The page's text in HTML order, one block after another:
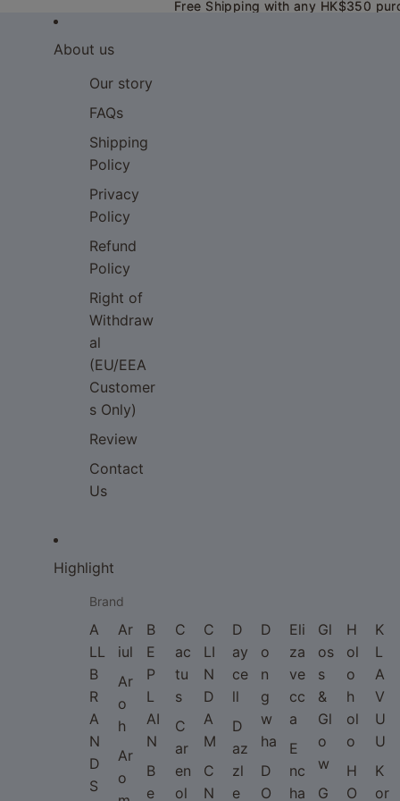
Free Shipping with any HK$350
Free Shipping with any HK$350
About us
Our story
FAQs
Shipping
Policy
Privacy
Policy
Refund
Policy
Right of
Withdraw
al
(EU/EEA
Customer
s Only)
Review
Contact
Us
Highlight
Brand
A
LL
B
R
A
N
D
S
Ar
iul
Ar
o
h
Ar
o
B
E
P
L
AI
N
B
e
C
ac
tu
s
C
ar
en
ol
C
LI
N
D
A
M
C
N
D
ay
ce
ll
D
az
zl
e
D
o
n
g
w
ha
D
O
Eli
za
ve
cc
a
E
nc
ha
Gl
os
s
&
Gl
o
w
G
H
ol
o
h
ol
o
H
O
K
L
A
V
U
U
K
or